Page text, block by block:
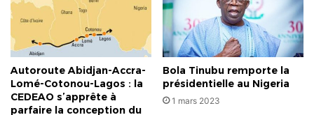
Autoroute Abidjan-Accra-
Lomé-Cotonou-Lagos : la
CEDEAO s’apprête à
parfaire la conception du
Bola Tinubu remporte la
présidentielle au Nigeria
1 mars 2023